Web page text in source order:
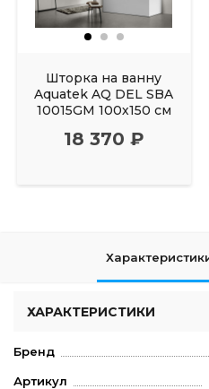
Шторка на ванну
Aquatek AQ DEL SBA
10015GM 100х150 см
18 370 ₽
ХАРАКТЕРИСТИКИ
Бренд
Артикул